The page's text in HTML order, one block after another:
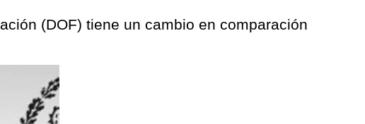
(DOF) tiene un cambio en comparación